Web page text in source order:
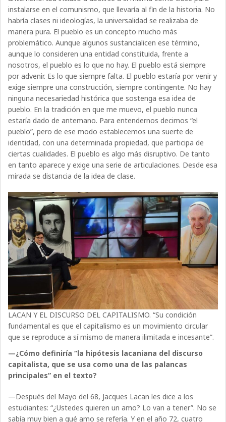
instalarse en el comunismo, que llevaría al fin de la historia. No
habría clases ni ideologías, la universalidad se realizaba de
manera pura. El pueblo es un concepto mucho más
problemático. Aunque algunos sustancialicen ese término,
aunque lo consideren una entidad constituida, frente a
nosotros, el pueblo es lo que no hay. El pueblo está siempre
por advenir. Es lo que siempre falta. El pueblo estaría por venir y
exige siempre una construcción, siempre contingente. No hay
ninguna necesariedad histórica que sostenga esa idea de
pueblo. En la tradición en que me muevo, el pueblo nunca
estaría dado de antemano. Para entendernos decimos “el
pueblo”, pero de ese modo establecemos una suerte de
identidad, con una determinada propiedad, que participa de
ciertas cualidades. El pueblo es algo más disruptivo. De tanto
en tanto aparece y exige una serie de articulaciones. Desde esa
mirada se distancia de la idea de clase.
LACAN Y EL DISCURSO DEL CAPITALISMO. “Su condición
fundamental es que el capitalismo es un movimiento circular
que se reproduce a sí mismo de manera ilimitada e incesante”.
—¿Cómo definiría “la hipótesis lacaniana del discurso
capitalista, que se usa como una de las palancas
principales” en el texto?
—Después del Mayo del 68, Jacques Lacan les dice a los
estudiantes: “¿Ustedes quieren un amo? Lo van a tener”. No se
sabía muy bien a qué amo se refería. Y en el año 72, cuatro